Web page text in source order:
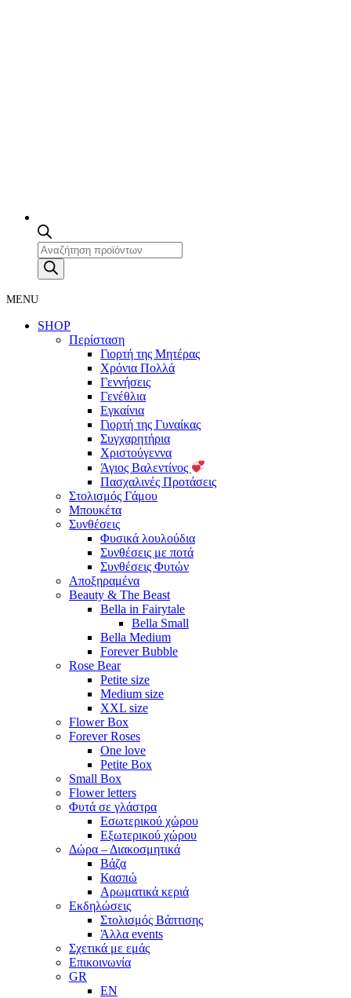
Products
search
MENU
SHOP
Περίσταση
Γιορτή της Μητέρας
Χρόνια Πολλά
Γεννήσεις
Γενέθλια
Εγκαίνια
Γιορτή της Γυναίκας
Συγχαρητήρια
Χριστούγεννα
Άγιος Βαλεντίνος
Πασχαλινές Προτάσεις
Στολισμός Γάμου
Μπουκέτα
Συνθέσεις
Φυσικά λουλούδια
Συνθέσεις με ποτά
Συνθέσεις Φυτών
Αποξηραμένα
Beauty & The Beast
Bella in Fairytale
Bella Small
Bella Medium
Forever Bubble
Rose Bear
Petite size
Medium size
XXL size
Flower Box
Forever Roses
One love
Petite Box
Small Box
Flower letters
Φυτά σε γλάστρα
Εσωτερικού χώρου
Εξωτερικού χώρου
Δώρα – Διακοσμητικά
Βάζα
Κασπώ
Αρωματικά κεριά
Εκδηλώσεις
Στολισμός Βάπτισης
Άλλα events
Σχετικά με εμάς
Επικοινωνία
GR
EN